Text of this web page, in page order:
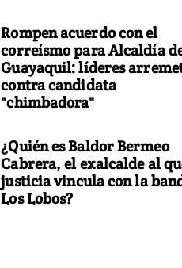
Rompen acuerdo con el
correísmo para Alcaldía
Guayaquil: líderes
contra candidata
"chimbadora"
¿Quién es Baldor Bermeo
Cabrera, el exalcalde al
justicia vincula con la
Los Lobos?